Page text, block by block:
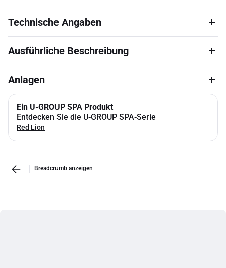
Technische Angaben
Ausführliche Beschreibung
Anlagen
Ein U-GROUP SPA Produkt
Entdecken Sie die U-GROUP SPA-Serie
Red Lion
Breadcrumb anzeigen